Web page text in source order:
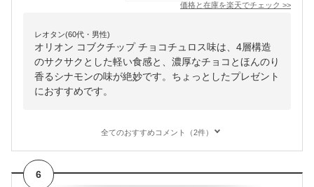
価格と在庫を楽天でチェック >>
レオタン(60代・男性)
オリオン コブクチップ チョコチュロス味は、4層構造
のサクサクとした軽い食感と、濃厚なチョコとほんのり
香るシナモンの味が絶妙です。ちょっとしたプレゼント
におすすめです。
全てのおすすめコメント（2件）
6